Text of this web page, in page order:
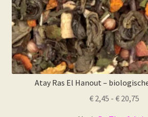
Atay Ras El Hanout –
€ 2,45 - € 20,75